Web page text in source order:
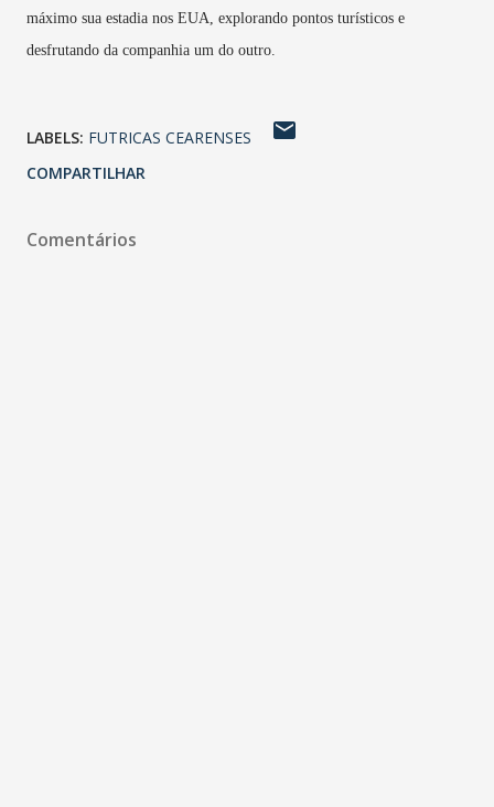
máximo sua estadia nos EUA, explorando pontos turísticos e
desfrutando da companhia um do outro.
LABELS: FUTRICAS CEARENSES
COMPARTILHAR
Comentários